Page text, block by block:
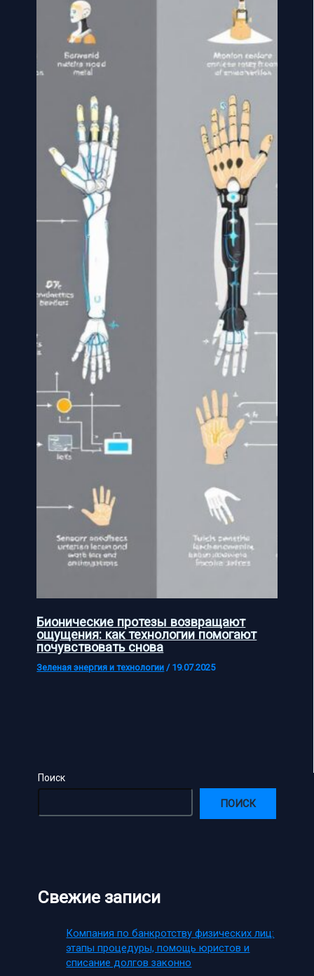
Бионические протезы возвращают
ощущения: как технологии помогают
почувствовать снова
Зеленая энергия и технологии / 19.07.2025
Поиск
ПОИСК
Свежие записи
Компания по банкротству физических лиц:
этапы процедуры, помощь юристов и
списание долгов законно